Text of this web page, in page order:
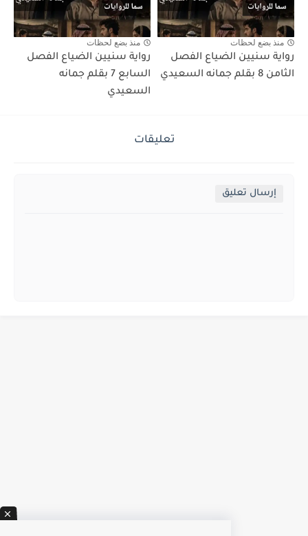
منذ بضع لحظات
رواية سنيين الضياع الفصل
الثامن 8 بقلم جمانه السعيدي
منذ بضع لحظات
رواية سنيين الضياع الفصل
السابع 7 بقلم جمانه
السعيدي
تعليقات
إرسال تعليق